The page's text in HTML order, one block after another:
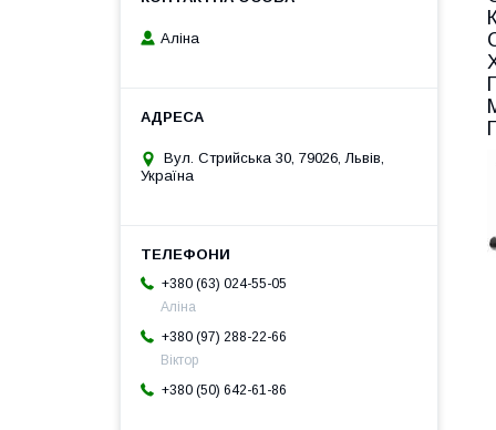
Аліна
Вул. Стрийська 30, 79026, Львів,
Україна
+380 (63) 024-55-05
Аліна
+380 (97) 288-22-66
Віктор
+380 (50) 642-61-86